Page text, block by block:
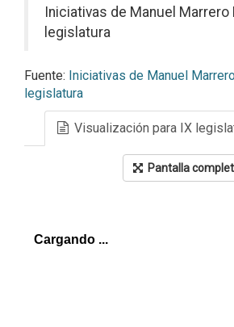
Iniciativas de Manuel Marrero
legislatura
Fuente: Iniciativas de Manuel
legislatura
Visualización para IX
Pantalla